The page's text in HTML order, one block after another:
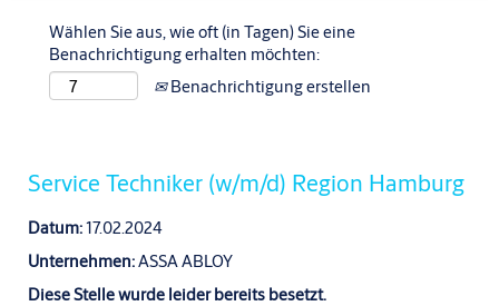
Wählen Sie aus, wie oft (in Tagen) Sie eine
Benachrichtigung erhalten möchten:
Benachrichtigung erstellen
Service Techniker (w/m/d) Region Hamburg
Datum:17.02.2024
Unternehmen:ASSA ABLOY
Diese Stelle wurde leider bereits besetzt.